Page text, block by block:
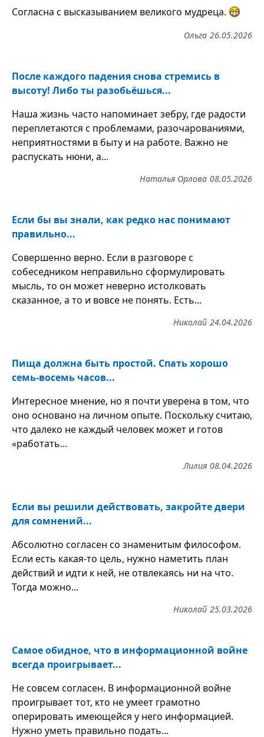
Согласна с высказыванием великого мудреца.
26.05.2026
Ольга
После каждого падения снова стремись в
высоту! Либо ты разобьёшься...
Наша жизнь часто напоминает зебру, где радости
переплетаются с проблемами, разочарованиями,
неприятностями в быту и на работе. Важно не
распускать нюни, а...
08.05.2026
Наталья Орлова
Если бы вы знали, как редко нас понимают
правильно...
Совершенно верно. Если в разговоре с
собеседником неправильно сформулировать
мысль, то он может неверно истолковать
сказанное, а то и вовсе не понять. Есть...
24.04.2026
Николай
Пища должна быть простой. Спать хорошо
семь-восемь часов...
Интересное мнение, но я почти уверена в том, что
оно основано на личном опыте. Поскольку считаю,
что далеко не каждый человек может и готов
«работать...
08.04.2026
Лилия
Если вы решили действовать, закройте двери
для сомнений...
Абсолютно согласен со знаменитым философом.
Если есть какая-то цель, нужно наметить план
действий и идти к ней, не отвлекаясь ни на что.
Тогда можно...
25.03.2026
Николай
Самое обидное, что в информационной войне
всегда проигрывает...
Не совсем согласен. В информационной войне
проигрывает тот, кто не умеет грамотно
оперировать имеющейся у него информацией.
Нужно уметь правильно подать...